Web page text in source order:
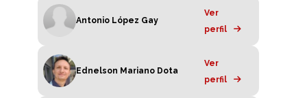
Antonio López Gay
Ver
perfil
Ednelson Mariano Dota
Ver
perfil